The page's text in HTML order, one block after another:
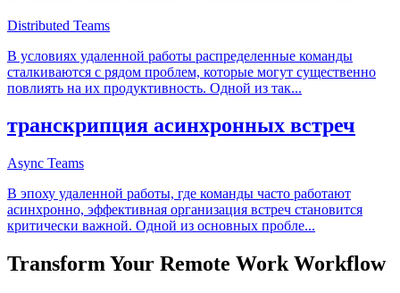
Distributed Teams
В условиях удаленной работы распределенные команды
сталкиваются с рядом проблем, которые могут существенно
повлиять на их продуктивность. Одной из так...
транскрипция асинхронных встреч
Async Teams
В эпоху удаленной работы, где команды часто работают
асинхронно, эффективная организация встреч становится
критически важной. Одной из основных пробле...
Transform Your Remote WorkWorkflow